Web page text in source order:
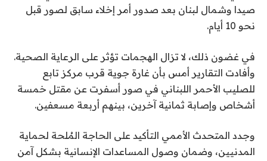
صيدا وشمال لبنان بعد صدور أمر إخلاء سابق لصور قبل
نحو 10 أيام.
في غضون ذلك، لا تزال الهجمات تؤثر على الرعاية الصحية.
وأفادت التقارير أمس بأن غارة جوية قرب مركز تابع
للصليب الأحمر اللبناني في صور أسفرت عن مقتل خمسة
أشخاص وإصابة ثمانية آخرين، بينهم أربعة مسعفين.
وجدد المتحدث الأممي التأكيد على الحاجة المُلحة لحماية
المدنيين، وضمان وصول المساعدات الإنسانية بشكل آمن